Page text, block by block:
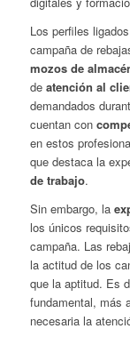
Los perfiles
campaña de
mozos de
deatención al
demandados
cuentan con
en estos
que destaca la
de trabajo.
Sin embargo, la
los únicos
campaña. Las
la actitud de los
que la aptitud. Es
fundamental, más
necesaria la